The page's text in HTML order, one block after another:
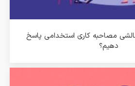
مصاحبه کاری استخدامی پاسخ
دهیم؟